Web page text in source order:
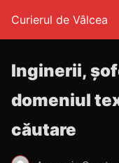
Curierul de Vâlcea
Inginerii,
domeniul
căutare